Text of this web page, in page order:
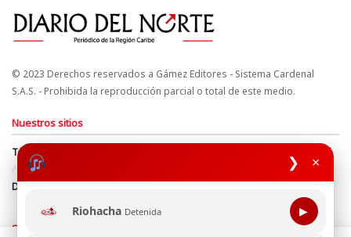
❯ ×
Riohacha Detenida ▶
© 2023 Derechos reservados a Gámez Editores - Sistema Cardenal
S.A.S. - Prohibida la reproducción parcial o total de este medio.
Nuestros sitios
Términos y Condiciones
Derechos de Autor y Propiedad Intelectual
Política de uso de cookies
Política de Tratamiento de Datos
Directrices Editoriales
Síguenos